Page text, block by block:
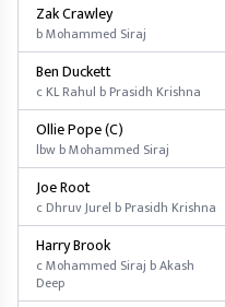
Zak Crawley
b Mohammed Siraj
Ben Duckett
c KL Rahul b Prasidh Krishna
Ollie Pope (C)
lbw b Mohammed Siraj
Joe Root
c Dhruv Jurel b Prasidh Krishna
Harry Brook
c Mohammed Siraj b Akash
Deep